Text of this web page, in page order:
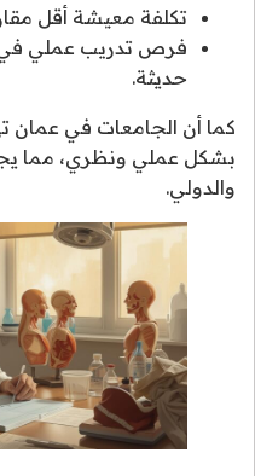
تكلفة معيشة أقل
فرص تدريب عملي
حديثة.
كما أن الجامعات في عمان
بشكل عملي ونظري، مما
والدولي.